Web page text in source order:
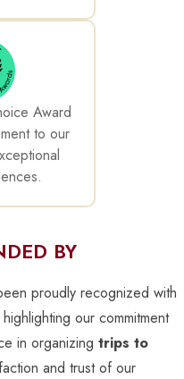
Award
to our
BY
proudly recognized with
our commitment
in organizing trips to
and trust of our